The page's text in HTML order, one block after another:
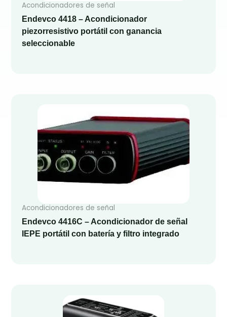
Acondicionadores de señal
Endevco 4418 – Acondicionador
piezorresistivo portátil con ganancia
seleccionable
Acondicionadores de señal
Endevco 4416C – Acondicionador de señal
IEPE portátil con batería y filtro integrado